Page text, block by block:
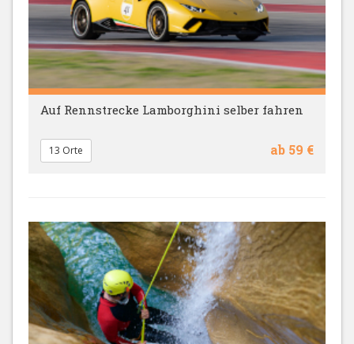
Auf Rennstrecke Lamborghini selber fahren
ab 59 €
13 Orte